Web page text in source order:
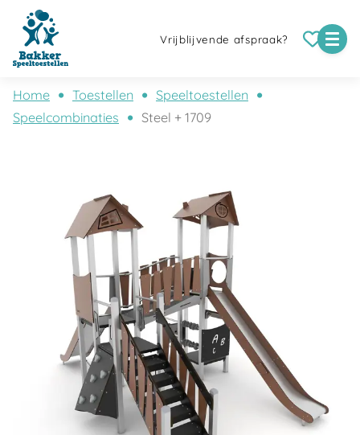
Vrijblijvende afspraak?
Home Toestellen
Speeltoestellen
Speelcombinaties
Steel + 1709